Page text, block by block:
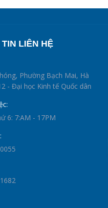
LIÊN HỆ
Phường Bạch Mai, Hà
- Đại học Kinh tế Quốc dân
6: 7:AM - 17PM